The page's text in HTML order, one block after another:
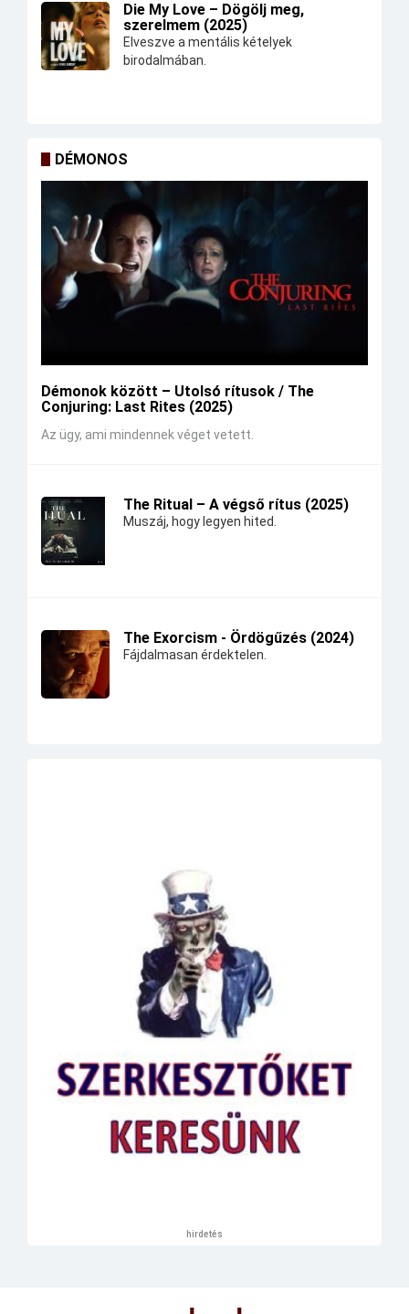
Die My Love – Dögölj meg,
szerelmem (2025)
Elveszve a mentális kételyek
birodalmában.
DÉMONOS
Démonok között – Utolsó rítusok / The
Conjuring: Last Rites (2025)
Az ügy, ami mindennek véget vetett.
The Ritual – A végső rítus (2025)
Muszáj, hogy legyen hited.
The Exorcism - Ördögűzés (2024)
Fájdalmasan érdektelen.
hirdetés